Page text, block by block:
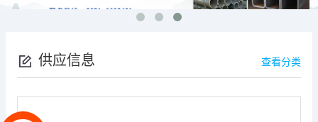
供应信息 查看分类